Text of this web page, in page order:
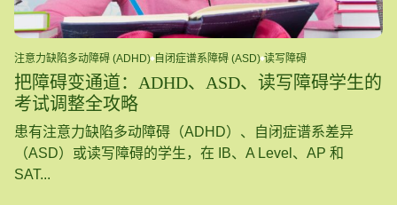
注意力缺陷多动障碍 (ADHD) 自闭症谱系障碍 (ASD) 读写障碍
把障碍变通道：ADHD、ASD、读写障碍学生的
考试调整全攻略
患有注意力缺陷多动障碍（ADHD）、自闭症谱系差异
（ASD）或读写障碍的学生，在 IB、A Level、AP 和
SAT...